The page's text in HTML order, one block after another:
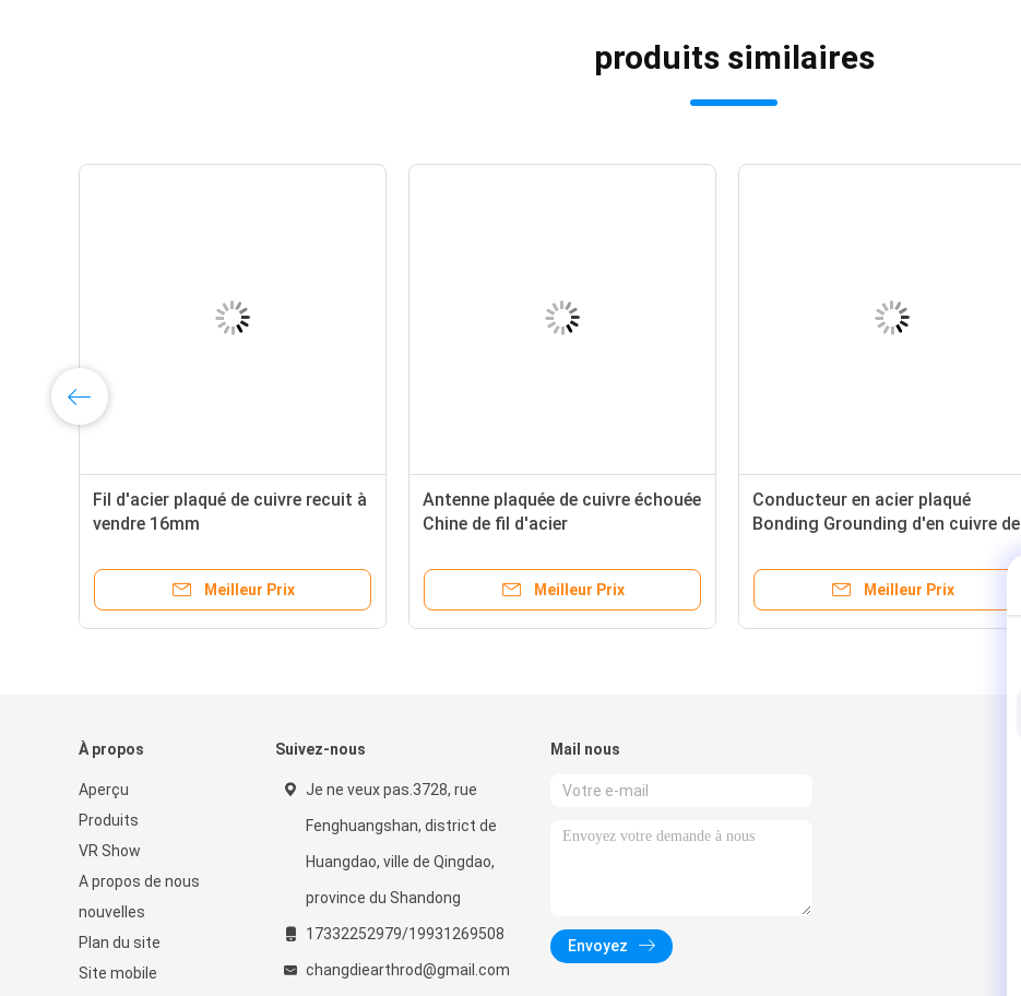
produits similaires
Fil d'acier plaqué de cuivre recuit à
vendre 16mm
Meilleur Prix
Antenne plaquée de cuivre échouée
Chine de fil d'acier
Meilleur Prix
Conducteur en acier plaqué
Bonding Grounding d'en cuivre de
Meilleur Prix
À propos
Aperçu
Produits
VR Show
A propos de nous
nouvelles
Plan du site
Site mobile
Suivez-nous
Je ne veux pas.3728, rue
Fenghuangshan, district de
Huangdao, ville de Qingdao,
province du Shandong
17332252979/19931269508
changdiearthrod@gmail.com
Mail nous
Envoyez